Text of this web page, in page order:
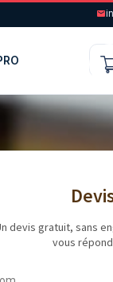
devis gratuit, sans
vous